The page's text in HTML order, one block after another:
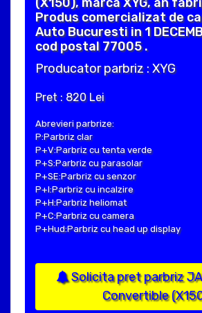
Produs comercializat de
Auto Bucuresti in 1
cod postal 77005 .
Producator parbriz : XYG
Pret : 820 Lei
Abrevieri parbrize:
P:Parbriz clar
P+V:Parbriz cu tenta verde
P+S:Parbriz cu parasolar
P+SE:Parbriz cu senzor
P+I:Parbriz cu incalzire
P+H:Parbriz heliomat
P+C:Parbriz cu camera
P+Hud:Parbriz cu head up display
Solicita pret parbriz
Convertible